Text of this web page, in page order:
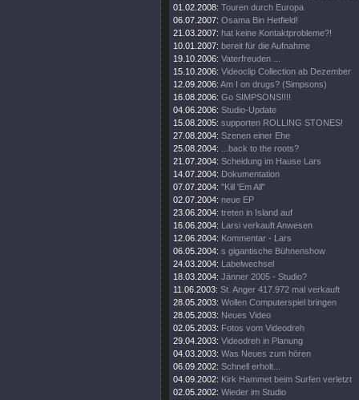
01.02.2008: Touren durch Europa
06.07.2007: Osama Bin Hetfield!
21.03.2007: hat keine Kontaktprobleme?!
10.01.2007: bereit für die Aufnahme
19.10.2006: Vaterfreuden ...
15.10.2006: Videoclip Collection ab Dezember
12.09.2006: Am I on drugs? (Simpsons)
16.08.2006: Go SIMPSONS!!!!
04.06.2006: Studio-Update
15.08.2005: supporten ROLLING STONES!
27.08.2004: Szenen einer Ehe
25.08.2004:
...back to the roots?
21.07.2004: Scheidung im Hause Lars
14.07.2004: Dokumentation
07.07.2004: "Kill 'Em All"
02.07.2004: neue EP
23.06.2004: treten in Island auf
16.06.2004: Larsi verkauft Anwesen
12.06.2004: Kommentar - Lars
06.05.2004: s gigantische Bühnenshow
24.03.2004: Labelwechsel
18.03.2004: Jänner 2005 - Studio?
11.06.2003: St. Anger 417.972 mal verkauft
28.05.2003: Wollen Computerspiel bringen
28.05.2003: Neues Video
02.05.2003: Fotos vom Videodreh
29.04.2003: Videodreh in Planung
04.03.2003: Was Neues zum hören
06.09.2002: Schnell erholt...
04.09.2002: Kirk Hammet beim Surfen verletzt
02.05.2002: Wieder im Studio